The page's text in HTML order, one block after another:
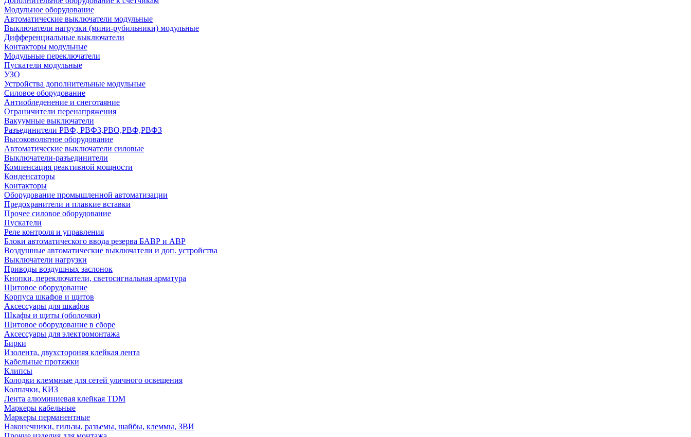
Модульное оборудование
Автоматические выключатели модульные
Выключатели нагрузки (мини-рубильники) модульные
Дифференциальные выключатели
Контакторы модульные
Модульные переключатели
Пускатели модульные
УЗО
Устройства дополнительные модульные
Силовое оборудование
Антиобледенение и снеготаяние
Ограничители перенапряжения
Вакуумные выключатели
Разъединители РВФ, РВФЗ,РВО,РВФ,РВФЗ
Высоковольтное оборудование
Автоматические выключатели cиловые
Выключатели-разъединители
Компенсация реактивной мощности
Конденсаторы
Контакторы
Оборудование промышленной автоматизации
Предохранители и плавкие вставки
Прочее силовое оборудование
Пускатели
Реле контроля и управления
Блоки автоматического ввода резерва БАВР и АВР
Воздушные автоматические выключатели и доп. устройства
Выключатели нагрузки
Приводы воздушных заслонок
Кнопки, переключатели, светосигнальная арматура
Щитовое оборудование
Корпуса шкафов и щитов
Аксессуары для шкафов
Шкафы и щиты (оболочки)
Щитовое оборудование в сборе
Аксессуары для электромонтажа
Бирки
Изолента, двухстороняя клейкая лента
Кабельные протяжки
Клипсы
Колодки клеммные для сетей уличного освещения
Колпачки, КИЗ
Лента алюминиевая клейкая TDM
Маркеры кабельные
Маркеры перманентные
Наконечники, гильзы, разъемы, шайбы, клеммы, ЗВИ